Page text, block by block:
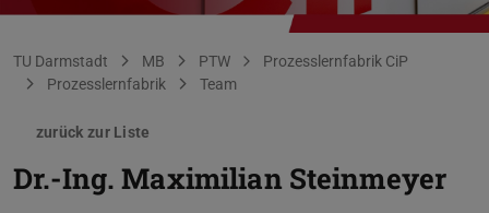
Sie befinden sich hier:
TU Darmstadt MB PTW
Prozesslernfabrik CiP
Prozesslernfabrik
Team
zurück zur Liste
Dr.-Ing. Maximilian Steinmeyer